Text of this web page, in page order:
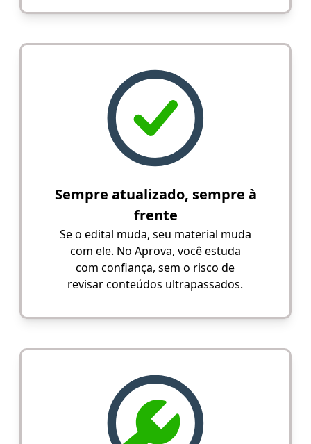
Sempre atualizado, sempre à
frente
Se o edital muda, seu material muda
com ele. No Aprova, você estuda
com confiança, sem o risco de
revisar conteúdos ultrapassados.